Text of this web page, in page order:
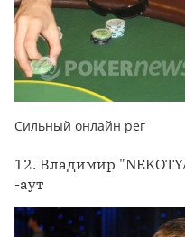
Сильный онлайн рег
12. Владимир
-аут